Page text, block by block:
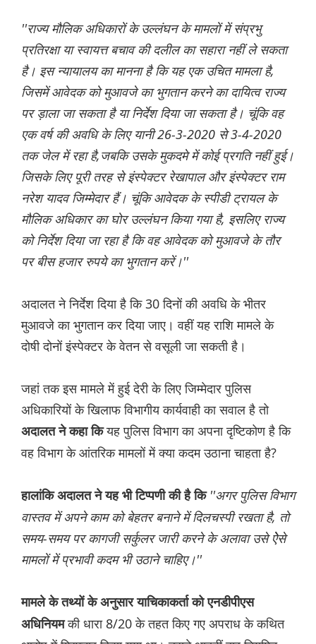
''राज्य मौलिक अधिकारों के उल्लंघन के मामलों में संप्रभु
प्रतिरक्षा या स्वायत्त बचाव की दलील का सहारा नहीं ले सकता
है। इस न्यायालय का मानना है कि यह एक उचित मामला है,
जिसमें आवेदक को मुआवजे का भुगतान करने का दायित्व राज्य
पर ड़ाला जा सकता है या निर्देश दिया जा सकता है। चूंकि वह
एक वर्ष की अवधि के लिए यानी 26-3-2020 से 3-4-2020
तक जेल में रहा है,जबकि उसके मुकदमे में कोई प्रगति नहीं हुई।
जिसके लिए पूरी तरह से इंस्पेक्टर रेखापाल और इंस्पेक्टर राम
नरेश यादव जिम्मेदार हैं। चूंकि आवेदक के स्पीडी ट्रायल के
मौलिक अधिकार का घोर उल्लंघन किया गया है, इसलिए राज्य
को निर्देश दिया जा रहा है कि वह आवेदक को मुआवजे के तौर
पर बीस हजार रुपये का भुगतान करें।''
अदालत ने निर्देश दिया है कि 30 दिनों की अवधि के भीतर
मुआवजे का भुगतान कर दिया जाए। वहीं यह राशि मामले के
दोषी दोनों इंस्पेक्टर के वेतन से वसूली जा सकती है।
जहां तक इस मामले में हुई देरी के लिए जिम्मेदार पुलिस
अधिकारियों के खिलाफ विभागीय कार्यवाही का सवाल है तो
अदालत ने कहा कियह पुलिस विभाग का अपना दृष्टिकोण है कि
वह विभाग के आंतरिक मामलों में क्या कदम उठाना चाहता है?
हालांकि अदालत ने यह भी टिप्पणी की है कि ''अगर पुलिस विभाग
वास्तव में अपने काम को बेहतर बनाने में दिलचस्पी रखता है, तो
समय-समय पर कागजी सर्कुलर जारी करने के अलावा उसे ऐेसे
मामलों में प्रभावी कदम भी उठाने चाहिए।''
मामले के तथ्यों के अनुसार याचिकाकर्ता को एनडीपीएस
अधिनियमकी धारा 8/20 के तहत किए गए अपराध के कथित